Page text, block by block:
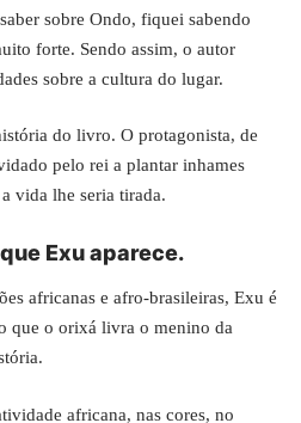
sobre Ondo, fiquei sabendo
forte. Sendo assim, o autor
sobre a cultura do lugar.
do livro. O protagonista, de
pelo rei a plantar inhames
vida lhe seria tirada.
Exu aparece.
africanas e afro-brasileiras, Exu é
que o orixá livra o menino da
africana, nas cores, no